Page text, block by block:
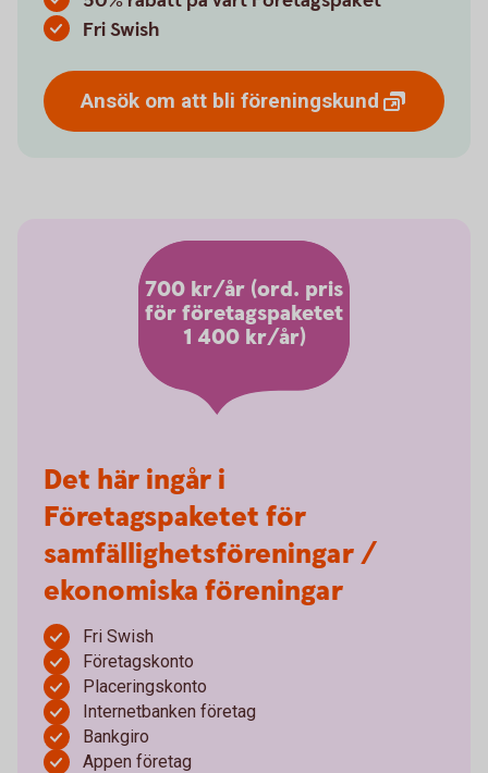
Fri Swish
Ansök om att bli föreningskund
Det här ingår i
Företagspaketet för
samfällighetsföreningar /
ekonomiska föreningar
Fri Swish
Företagskonto
Placeringskonto
Internetbanken företag
Bankgiro
Appen företag
700 kr/år (ord. pris
för företagspaketet
1 400 kr/år)